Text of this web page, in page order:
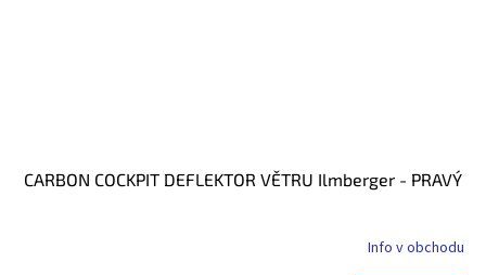
CARBON COCKPIT DEFLEKTOR VĚTRU Ilmberger - PRAVÝ
Info v obchodu